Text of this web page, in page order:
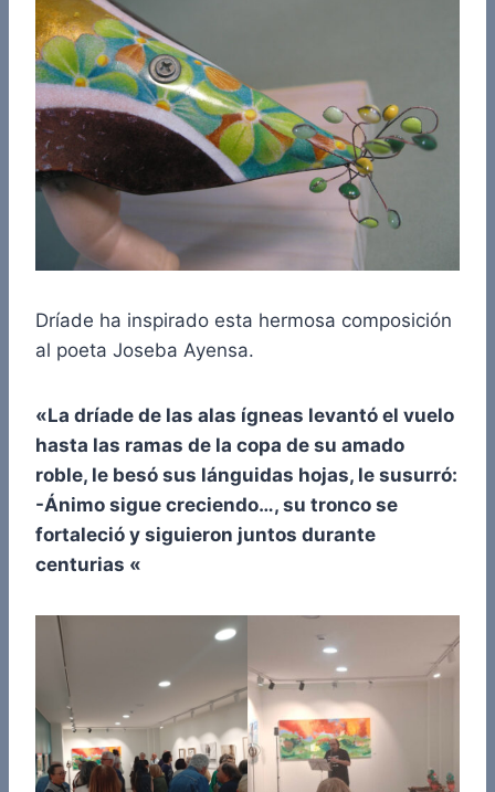
Dríade ha inspirado esta hermosa composición
al poeta Joseba Ayensa.
«La dríade de las alas ígneas levantó el vuelo
hasta las ramas de la copa de su amado
roble, le besó sus lánguidas hojas, le susurró:
-Ánimo sigue creciendo…, su tronco se
fortaleció y siguieron juntos durante
centurias «